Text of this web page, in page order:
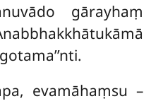
gārayhaṃ
evamāhaṃsu –